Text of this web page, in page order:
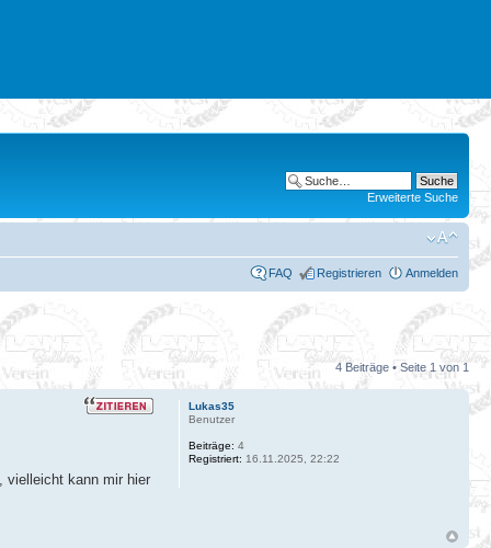
Erweiterte Suche
FAQ Registrieren Anmelden
4 Beiträge • Seite 1 von 1
vielleicht kann mir hier
Lukas35
Benutzer
Beiträge: 4
Registriert: 16.11.2025, 22:22